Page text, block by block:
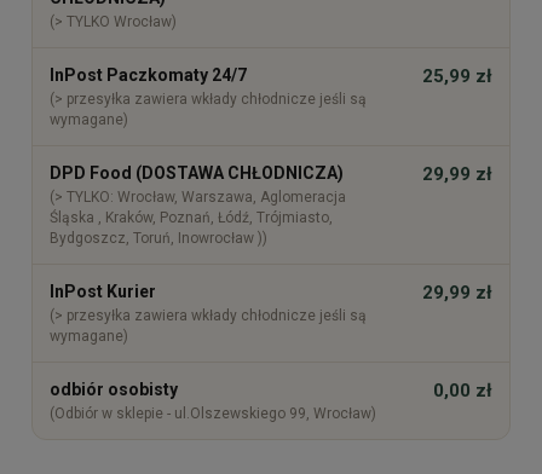
(> TYLKO Wrocław)
InPost Paczkomaty 24/7
(> przesyłka zawiera wkłady chłodnicze jeśli są
wymagane)
25,99 zł
DPD Food (DOSTAWA CHŁODNICZA)
(> TYLKO: Wrocław, Warszawa, Aglomeracja
Śląska , Kraków, Poznań, Łódź, Trójmiasto,
Bydgoszcz, Toruń, Inowrocław ))
29,99 zł
InPost Kurier
(> przesyłka zawiera wkłady chłodnicze jeśli są
wymagane)
29,99 zł
odbiór osobisty
(Odbiór w sklepie - ul.Olszewskiego 99, Wrocław)
0,00 zł